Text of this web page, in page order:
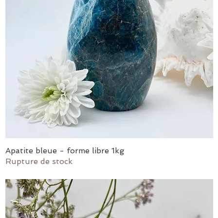
Aperçu rapide
Apatite bleue - forme libre 1kg
Rupture de stock